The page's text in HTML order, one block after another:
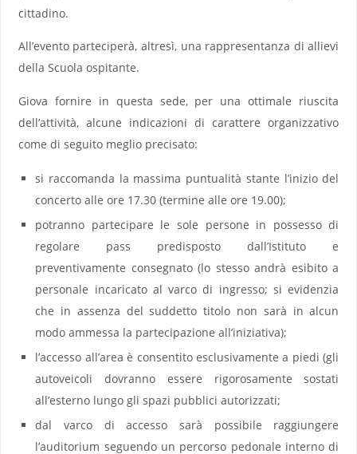
cittadino.
All’evento parteciperà, altresì, una rappresentanza di allievi
della Scuola ospitante.
Giova fornire in questa sede, per una ottimale riuscita
dell’attività, alcune indicazioni di carattere organizzativo
come di seguito meglio precisato:
si raccomanda la massima puntualità stante l’inizio del
concerto alle ore 17.30 (termine alle ore 19.00);
potranno partecipare le sole persone in possesso di
regolare pass predisposto dall’Istituto e
preventivamente consegnato (lo stesso andrà esibito a
personale incaricato al varco di ingresso; si evidenzia
che in assenza del suddetto titolo non sarà in alcun
modo ammessa la partecipazione all’iniziativa);
l’accesso all’area è consentito esclusivamente a piedi (gli
autoveicoli dovranno essere rigorosamente sostati
all’esterno lungo gli spazi pubblici autorizzati;
dal varco di accesso sarà possibile raggiungere
l’auditorium seguendo un percorso pedonale interno di